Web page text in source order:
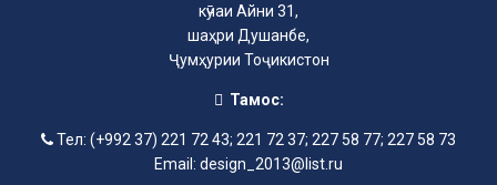
кӯчаи Айни 31,
шаҳри Душанбе,
Ҷумҳурии Тоҷикистон
Тамос:
Тел: (+992 37) 221 72 43; 221 72 37; 227 58 77; 227 58 73
Email: design_2013@list.ru